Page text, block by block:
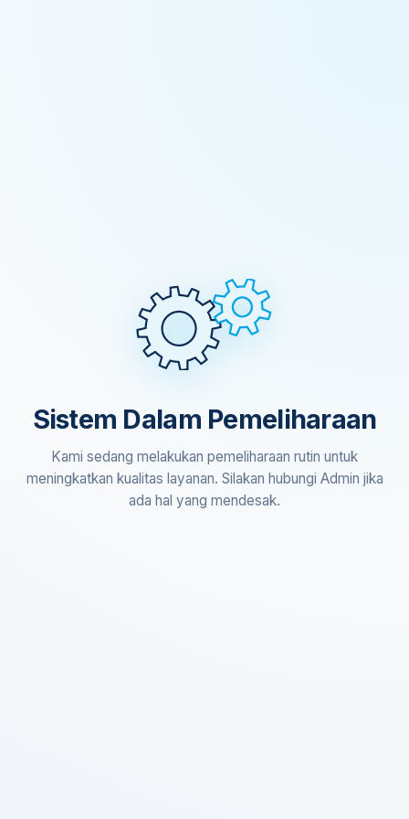
Sistem Dalam Pemeliharaan
Kami sedang melakukan pemeliharaan rutin untuk
meningkatkan kualitas layanan. Silakan hubungi Admin jika
ada hal yang mendesak.